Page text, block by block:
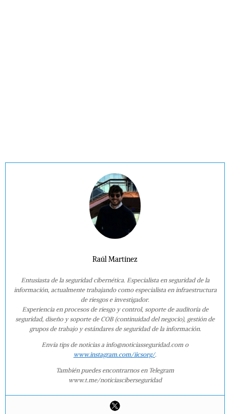
Raúl Martínez
Entusiasta de la seguridad cibernética. Especialista en seguridad de la
información, actualmente trabajando como especialista en infraestructura
de riesgos e investigador.
Experiencia en procesos de riesgo y control, soporte de auditoría de
seguridad, diseño y soporte de COB (continuidad del negocio), gestión de
grupos de trabajo y estándares de seguridad de la información.
Envía tips de noticias a info@noticiasseguridad.com o
www.instagram.com/iicsorg/.
También puedes encontrarnos en Telegram
www.t.me/noticiasciberseguridad